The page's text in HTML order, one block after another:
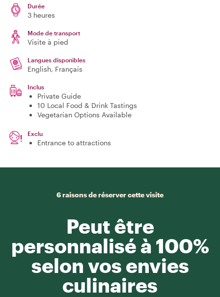
Durée
3 heures
Mode de transport
Visite à pied
Langues disponibles
English, Français
Inclus
Private Guide
10 Local Food & Drink Tastings
Vegetarian Options Available
Exclu
Entrance to attractions
6 raisons de réserver cette visite
Peut être
personnalisé à 100%
selon vos envies
culinaires